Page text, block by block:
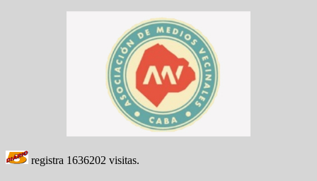
registra 1636202 visitas.